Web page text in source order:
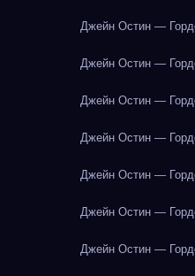
Джейн Остин —
Джейн Остин —
Джейн Остин —
Джейн Остин —
Джейн Остин —
Джейн Остин —
Джейн Остин —